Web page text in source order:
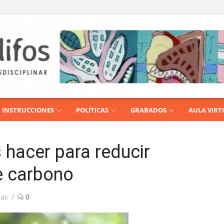
INSTRUCCIONES POLÍTICAS GRABADOS AULA
para reducir
carbono
0